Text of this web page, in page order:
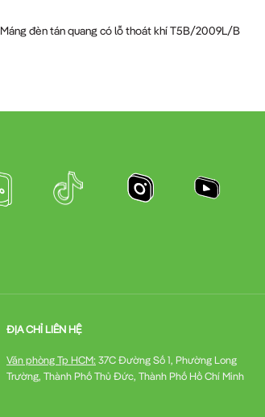
Máng đèn tán quang có lỗ thoát khí T5B/2009L/B
ĐỊA CHỈ LIÊN HỆ
Văn phòng Tp HCM: 37C Đường Số 1, Phường Long
Trường, Thành Phố Thủ Đức, Thành Phố Hồ Chí Minh